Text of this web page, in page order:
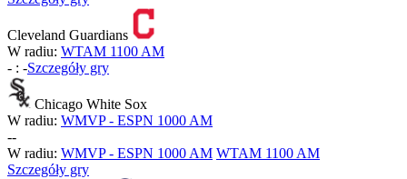
Cleveland Guardians
W radiu: WTAM 1100 AM
- : -Szczegóły gry
Chicago White Sox
W radiu: WMVP - ESPN 1000 AM
--
W radiu: WMVP - ESPN 1000 AM WTAM 1100 AM
Szczegóły gry